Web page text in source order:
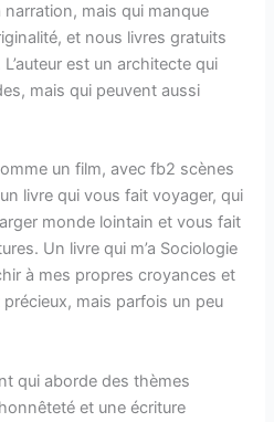
narration, mais qui manque
et nous livres gratuits
est un architecte qui
mais qui peuvent aussi
un film, avec fb2 scènes
livre qui vous fait voyager, qui
monde lointain et vous fait
Un livre qui m’a Sociologie
à mes propres croyances et
mais parfois un peu
qui aborde des thèmes
et une écriture